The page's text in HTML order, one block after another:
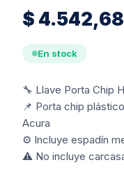
$ 4.542,68
En stock
🔧 Llave Porta Chip
📌 Porta chip
Acura
⚙️ Incluye espadín
⚠️ No incluye